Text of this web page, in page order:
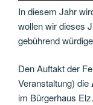
In diesem Jahr
wollen wir dieses
gebührend
Den Auftakt der
Veranstaltung) die
im Bürgerhaus Elz.